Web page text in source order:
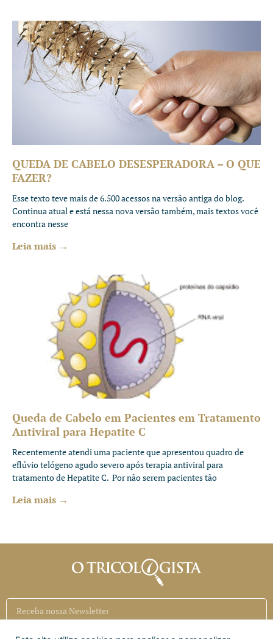
QUEDA DE CABELO DESESPERADORA – O QUE
FAZER?
Esse texto teve mais de 6.500 acessos na versão antiga do blog.
Continua atual e está nessa nova versão também, mais textos você
encontra nesse
Leia mais →
Queda de Cabelo em Pacientes em Tratamento
Antiviral para Hepatite C
Recentemente atendi uma paciente que apresentou quadro de
eflúvio telógeno agudo severo após terapia antiviral para
tratamento de Hepatite C. Por não serem pacientes tão
Leia mais →